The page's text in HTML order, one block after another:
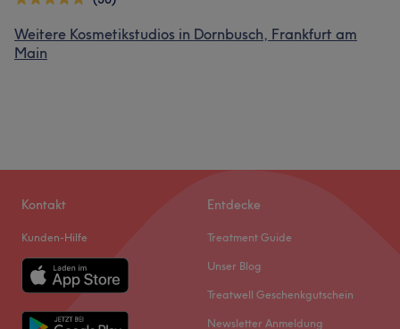
Weitere Kosmetikstudios in Dornbusch, Frankfurt am
Main
Kontakt
Kunden-Hilfe
Entdecke
Treatment Guide
Unser Blog
Treatwell Geschenkgutschein
Newsletter Anmeldung